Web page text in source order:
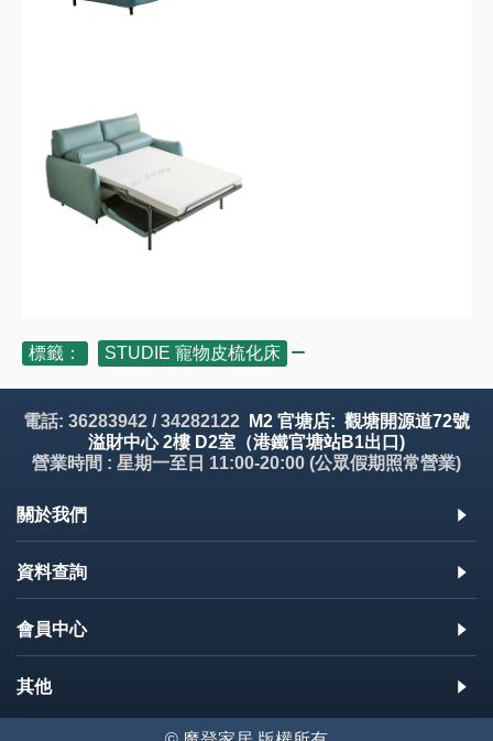
標籤： STUDIE 寵物皮梳化床
電話: 36283942 / 34282122
M2 官塘店: 觀塘開源道72號
溢財中心 2樓 D2室（港鐵官塘站B1出口)
營業時間 : 星期一至日 11:00-20:00 (公眾假期照常營業)
關於我們
資料查詢
會員中心
其他